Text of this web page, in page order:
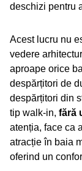
deschizi pentru
Acest lucru nu
vedere
aproape orice
despărțitori de
despărțitori din
tip walk-in, fără
atenția, face ca
atracție în baia
oferind un